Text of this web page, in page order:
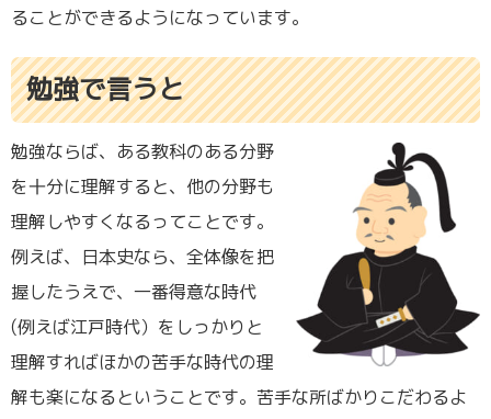
ることができるようになっています。
勉強で言うと
勉強ならば、ある教科のある分野
を十分に理解すると、他の分野も
理解しやすくなるってことです。
例えば、日本史なら、全体像を把
握したうえで、一番得意な時代
(例えば江戸時代）をしっかりと
理解すればほかの苦手な時代の理
解も楽になるということです。苦手な所ばかりこだわるよ